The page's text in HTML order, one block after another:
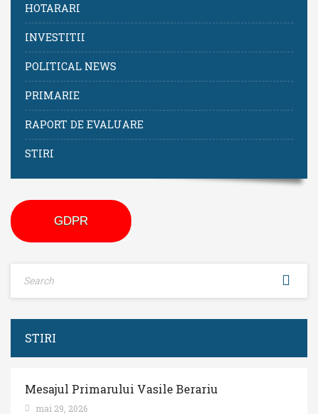
HOTARARI
INVESTITII
POLITICAL NEWS
PRIMARIE
RAPORT DE EVALUARE
STIRI
GDPR
STIRI
Mesajul Primarului Vasile Berariu
mai 29, 2026